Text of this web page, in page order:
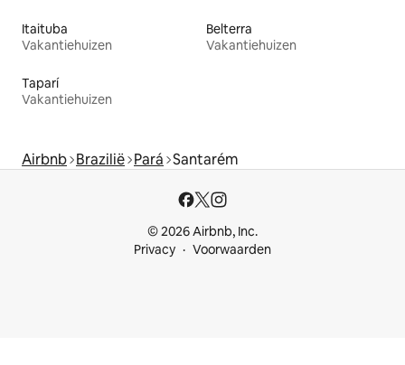
Itaituba
Vakantiehuizen
Belterra
Vakantiehuizen
Taparí
Vakantiehuizen
Airbnb Brazilië Pará Santarém
© 2026 Airbnb, Inc.
Privacy
Voorwaarden